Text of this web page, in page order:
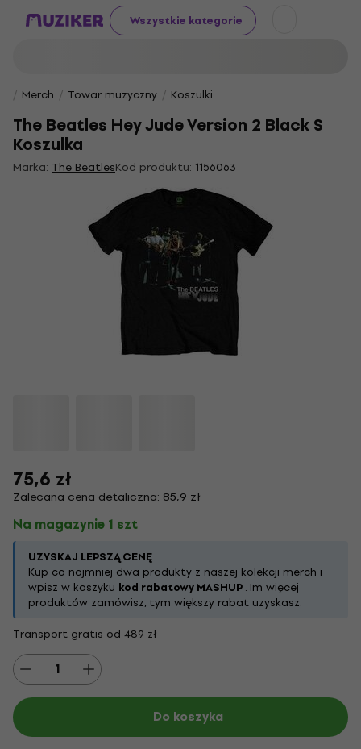
Wszystkie kategorie
Merch Towar muzyczny Koszulki
The Beatles Hey Jude Version 2 Black S
Koszulka
Marka: The BeatlesKod produktu: 1156063
75,6 zł
Zalecana cena detaliczna: 85,9 zł
Na magazynie 1 szt
UZYSKAJ LEPSZĄ CENĘ
Kup co najmniej dwa produkty z naszej kolekcji merch i
wpisz w koszyku kod rabatowy MASHUP. Im więcej
produktów zamówisz, tym większy rabat uzyskasz.
Transport gratis od 489 zł
Do koszyka